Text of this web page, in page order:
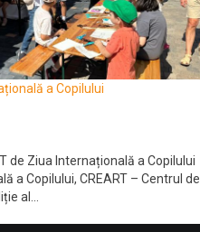
a Copilului
de Ziua Internațională a Copilului
a Copilului, CREART – Centrul de
al...